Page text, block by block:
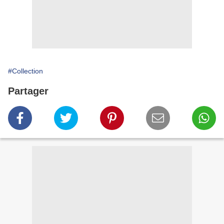
#Collection
Partager